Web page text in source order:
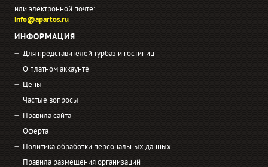
или электронной почте:
info@apartos.ru
ИНФОРМАЦИЯ
Для представителей турбаз и гостиниц
О платном аккаунте
Цены
Частые вопросы
Правила сайта
Оферта
Политика обработки персональных данных
Правила размещения организаций